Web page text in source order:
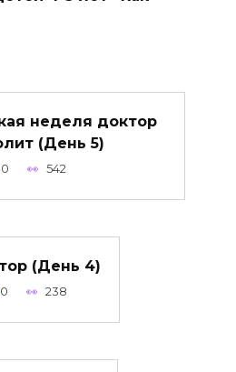
неделя доктор
(День 5)
0 542
(День 4)
0 238